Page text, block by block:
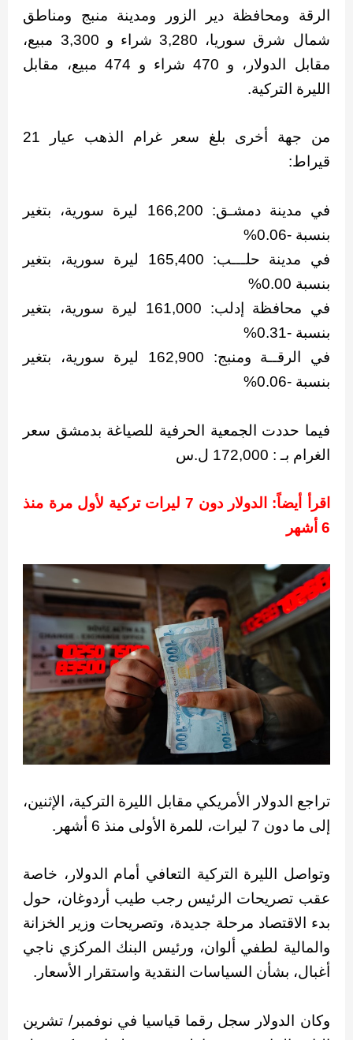
الرقة ومحافظة دير الزور ومدينة منبج ومناطق
شمال شرق سوريا، 3,280 شراء و 3,300 مبيع،
مقابل الدولار، و 470 شراء و 474 مبيع، مقابل
الليرة التركية.
من جهة أخرى بلغ سعر غرام الذهب عيار 21
قيراط:
في مدينة دمشـق: 166,200 ليرة سورية، بتغير
بنسبة -0.06%
في مدينة حلـــب: 165,400 ليرة سورية، بتغير
بنسبة 0.00%
في محافظة إدلب: 161,000 ليرة سورية، بتغير
بنسبة -0.31%
في الرقــة ومنبج: 162,900 ليرة سورية، بتغير
بنسبة -0.06%
فيما حددت الجمعية الحرفية للصياغة بدمشق سعر
الغرام بـ : 172,000 ل.س
اقرأ أيضاً: الدولار دون 7 ليرات تركية لأول مرة منذ
6 أشهر
تراجع الدولار الأمريكي مقابل الليرة التركية، الإثنين،
إلى ما دون 7 ليرات، للمرة الأولى منذ 6 أشهر.
وتواصل الليرة التركية التعافي أمام الدولار، خاصة
عقب تصريحات الرئيس رجب طيب أردوغان، حول
بدء الاقتصاد مرحلة جديدة، وتصريحات وزير الخزانة
والمالية لطفي ألوان، ورئيس البنك المركزي ناجي
أغبال، بشأن السياسات النقدية واستقرار الأسعار.
وكان الدولار سجل رقما قياسيا في نوفمبر/ تشرين